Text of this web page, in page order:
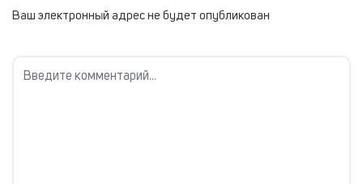
Ваш электронный адрес не будет опубликован